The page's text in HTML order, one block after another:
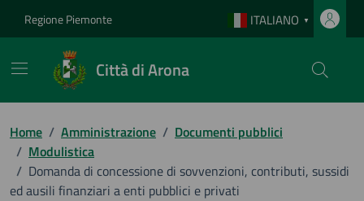
Regione Piemonte ITALIANO ▼
Città di Arona
Home / Amministrazione / Documenti pubblici
/ Modulistica
/ Domanda di concessione di sovvenzioni, contributi, sussidi
ed ausili finanziari a enti pubblici e privati